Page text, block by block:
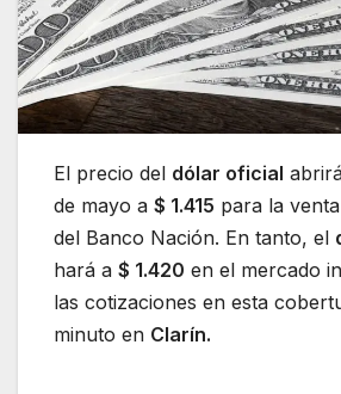
El precio del dólar oficial
de mayo a $ 1.415 para la
del Banco Nación. En tanto, el
hará a $ 1.420 en el mercado
las cotizaciones en esta
minuto en Clarín.